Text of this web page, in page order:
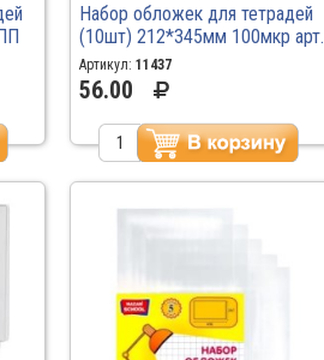
Набор обложек для тетрадей
(10шт) 212*345мм 100мкр арт.
20.14т /50
Артикул: 11437
56.00